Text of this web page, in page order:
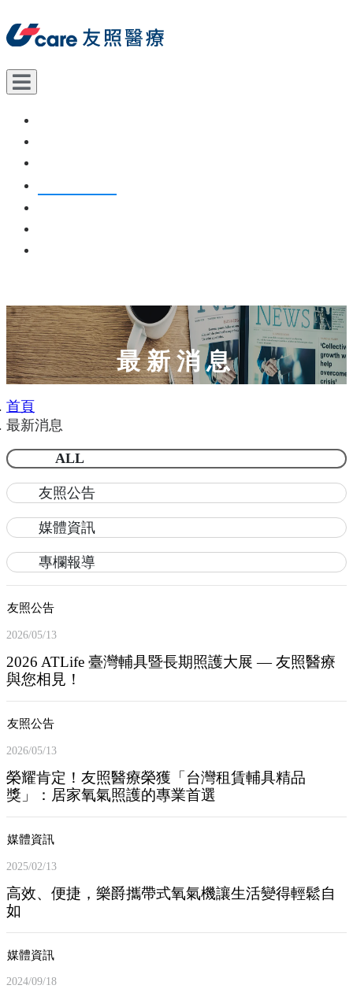
最新消息
首頁
最新消息
ALL
友照公告
媒體資訊
專欄報導
友照公告
2026/05/13
2026 ATLife 臺灣輔具暨長期照護大展 — 友照醫療
與您相見！
友照公告
2026/05/13
榮耀肯定！友照醫療榮獲「台灣租賃輔具精品
獎」：居家氧氣照護的專業首選
媒體資訊
2025/02/13
高效、便捷，樂爵攜帶式氧氣機讓生活變得輕鬆自
如
媒體資訊
2024/09/18